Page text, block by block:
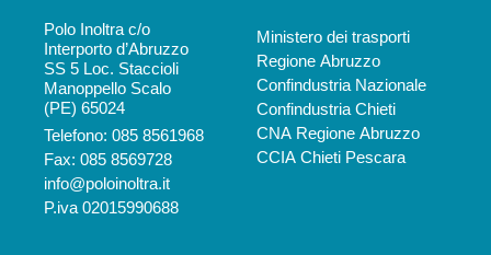
Polo Inoltra c/o
Interporto d’Abruzzo
SS 5 Loc. Staccioli
Manoppello Scalo
(PE) 65024
Telefono: 085 8561968
Fax: 085 8569728
info@poloinoltra.it
P.iva 02015990688
Ministero dei trasporti
Regione Abruzzo
Confindustria Nazionale
Confindustria Chieti
CNA Regione Abruzzo
CCIA Chieti Pescara